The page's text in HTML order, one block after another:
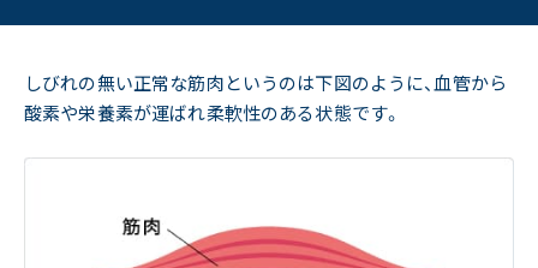
しびれの無い正常な筋肉というのは下図のように、血管から
酸素や栄養素が運ばれ柔軟性のある状態です。